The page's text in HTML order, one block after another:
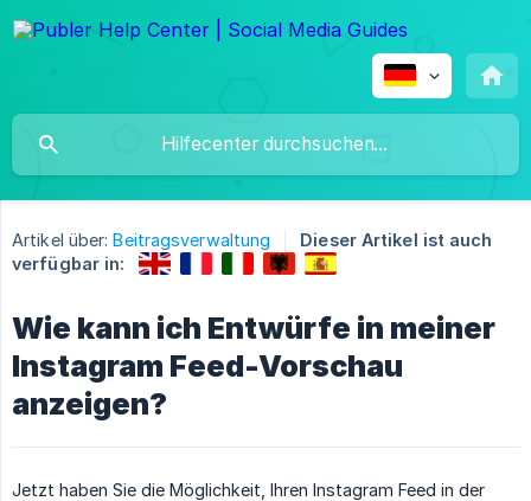
Artikel über: Beitragsverwaltung
Dieser Artikel ist auch
verfügbar in:
Wie kann ich Entwürfe in meiner
Instagram Feed-Vorschau
anzeigen?
Jetzt haben Sie die Möglichkeit, Ihren Instagram Feed in der